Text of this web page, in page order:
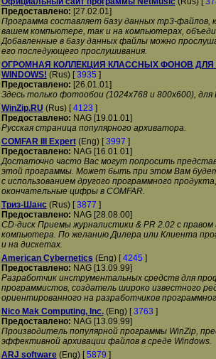
Предоставлено: [27.02.01]
Программа составляет базу данных mp3-файлов,
вашем компьютере, так и на компьютерах,
Добавленные в базу данных файлы можно
его последующего прослушивания.
ОГРОМНАЯ КОЛЛЕКЦИЯ КЛАССНЫХ ФОНОВ ДЛЯ
WINDOWS! (Rus) [3935 ]
Предоставлено: [26.01.01]
Здесь только фотообои (1024x768 и 800x600), для
WinZip.RU (Rus) [4123 ]
Предоставлено: NAG [19.01.01]
Русская страница популярного архиватора.
COMFAR III Expert(Eng) [3997 ]
Предоставлено: NAG [16.01.01]
Достаточно часто Вас могут попросить
этой программы. Может быть при этом Вам
с использованием другого программного
окончательные цифры в COMFAR.
Триз-Шанс(Rus) [3877 ]
Предоставлено: NAG [28.08.00]
CD-диск Приемы журналистики & PR 2.02 с
компьютера. По желанию Дилера или Клиента
и на дискетах.
American Cybernetics (Eng) [4245 ]
Предоставлено: NAG [13.09.99]
Разработчик инструментальных средств для
программистов, создатель широко известного
ориентированного на разработчиков
Nico Mak Computing, Inc.(Eng) [3763 ]
Предоставлено: NAG [13.09.99]
Производитель популярной программы WinZip,
эффективной архивации файлов в среде Windows.
ARJ software(Eng) [5879 ]